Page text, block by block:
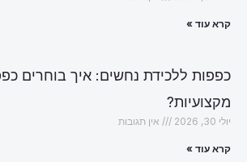
קרא עוד »
כפפות ללכידת נחשים: איך בוחרים
מקצועיות?
יולי 30, 2026 אין תגובות
קרא עוד »